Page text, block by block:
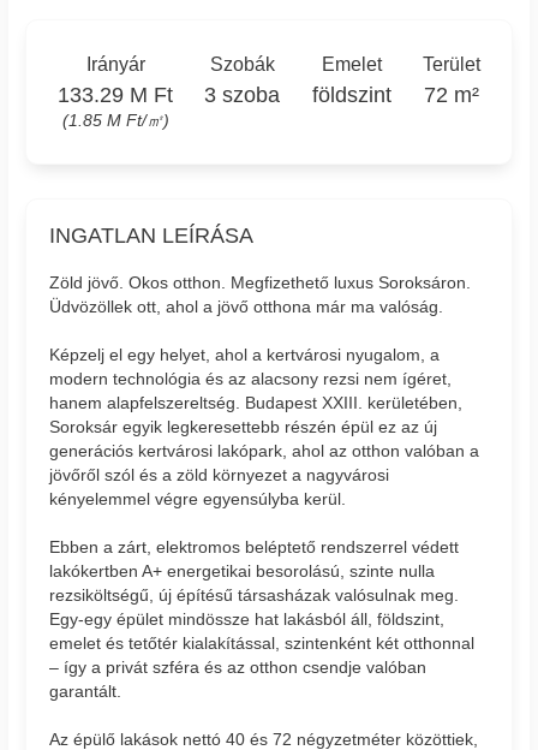
Irányár
133.29 M Ft
(1.85 M Ft/㎡)
Szobák
3 szoba
Emelet
földszint
Terület
72 m²
INGATLAN LEÍRÁSA
Zöld jövő. Okos otthon. Megfizethető luxus Soroksáron.
Üdvözöllek ott, ahol a jövő otthona már ma valóság.
Képzelj el egy helyet, ahol a kertvárosi nyugalom, a
modern technológia és az alacsony rezsi nem ígéret,
hanem alapfelszereltség. Budapest XXIII. kerületében,
Soroksár egyik legkeresettebb részén épül ez az új
generációs kertvárosi lakópark, ahol az otthon valóban a
jövőről szól és a zöld környezet a nagyvárosi
kényelemmel végre egyensúlyba kerül.
Ebben a zárt, elektromos beléptető rendszerrel védett
lakókertben A+ energetikai besorolású, szinte nulla
rezsiköltségű, új építésű társasházak valósulnak meg.
Egy-egy épület mindössze hat lakásból áll, földszint,
emelet és tetőtér kialakítással, szintenként két otthonnal
– így a privát szféra és az otthon csendje valóban
garantált.
Az épülő lakások nettó 40 és 72 négyzetméter közöttiek,